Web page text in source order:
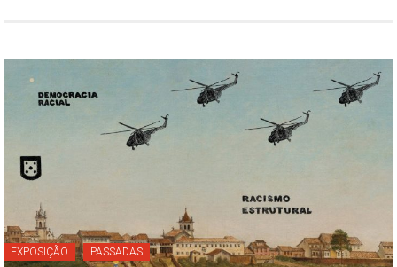
EXPOSIÇÃO PASSADAS